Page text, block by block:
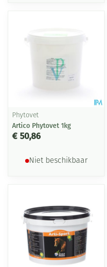
Phytovet
Artico Phytovet 1kg
€ 50,86
Niet beschikbaar